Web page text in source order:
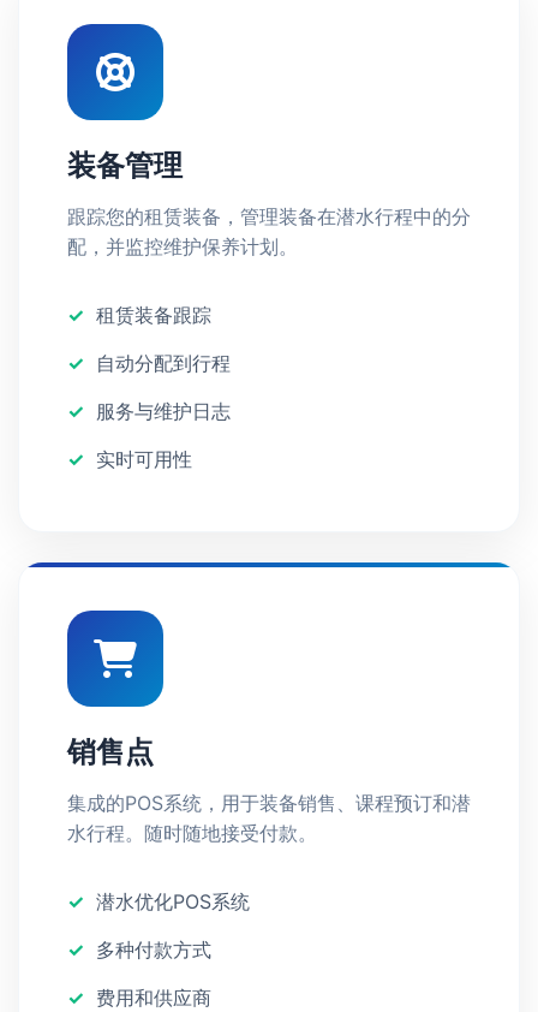
装备管理
跟踪您的租赁装备，管理装备在潜水行程中的分
配，并监控维护保养计划。
租赁装备跟踪
自动分配到行程
服务与维护日志
实时可用性
销售点
集成的POS系统，用于装备销售、课程预订和潜
水行程。随时随地接受付款。
潜水优化POS系统
多种付款方式
费用和供应商